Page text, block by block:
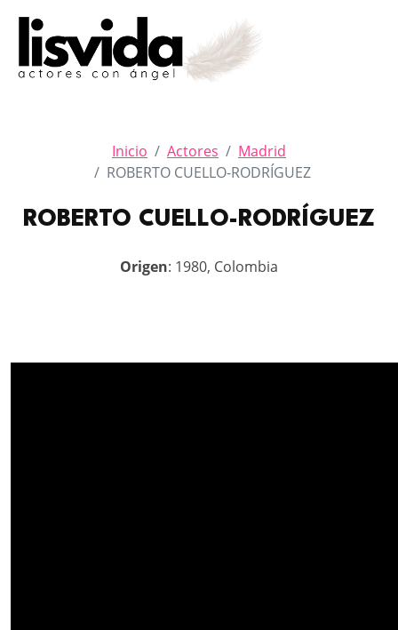
Inicio Actores
Madrid
ROBERTO CUELLO-RODRÍGUEZ
ROBERTO CUELLO-RODRÍGUEZ
Origen: 1980, Colombia